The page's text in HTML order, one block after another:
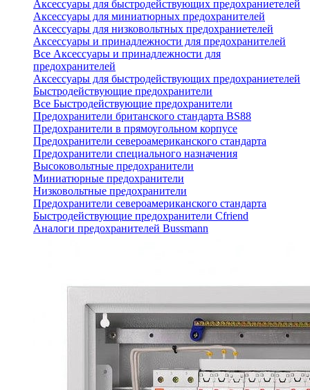
Аксессуары для быстродействующих предохраниетелей
Аксессуары для миниатюрных предохранителей
Аксессуары для низковольтных предохраниетелей
Аксессуары и принадлежности для предохранителей
Все Аксессуары и принадлежности для
предохранителей
Аксессуары для быстродействующих предохраниетелей
Быстродействующие предохранители
Все Быстродействующие предохранители
Предохранители британского стандарта BS88
Предохранители в прямоугольном корпусе
Предохранители североамериканского стандарта
Предохранители специального назначения
Высоковольтные предохранители
Миниатюрные предохранители
Низковольтные предохранители
Предохранители североамериканского стандарта
Быстродействующие предохранители Cfriend
Аналоги предохранителей Bussmann